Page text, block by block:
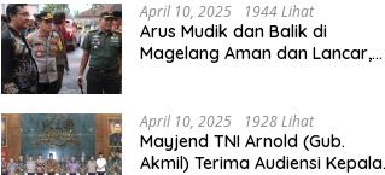
April 10, 2025 1944 Lihat
Arus Mudik dan Balik di
Magelang Aman dan Lancar,
April 10, 2025 1928 Lihat
Mayjend TNI Arnold (Gub.
Akmil) Terima Audiensi Kepala